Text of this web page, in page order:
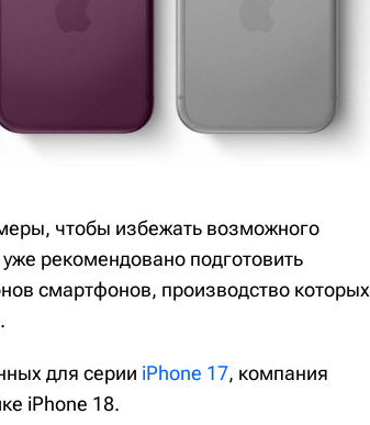
чтобы избежать возможного
рекомендовано подготовить
смартфонов, производство которых
для серии iPhone 17, компания
iPhone 18.